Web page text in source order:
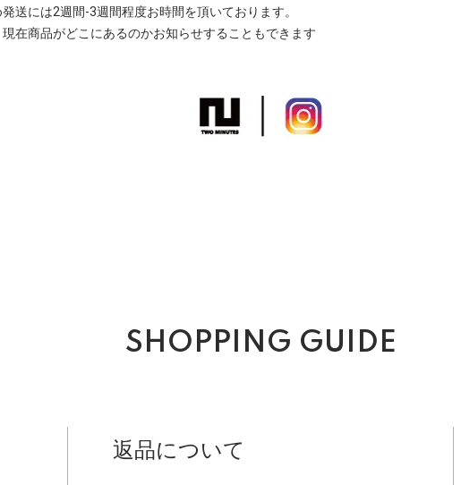
送には2週間-3週間程度お時間を頂いております。
在商品がどこにあるのかお知らせすることもできます
SHOPPING GUIDE
返品について